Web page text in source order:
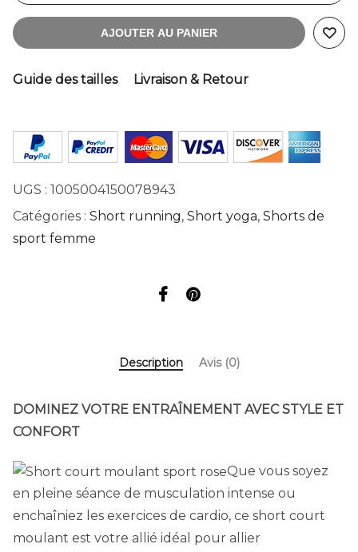
AJOUTER AU PANIER
Guide des tailles Livraison & Retour
UGS : 1005004150078943
Catégories : Short running, Short yoga, Shorts de
sport femme
Description Avis (0)
DOMINEZ VOTRE ENTRAÎNEMENT AVEC STYLE ET
CONFORT
Que vous soyez
en pleine séance de musculation intense ou
enchaîniez les exercices de cardio, ce short court
moulant est votre allié idéal pour allier